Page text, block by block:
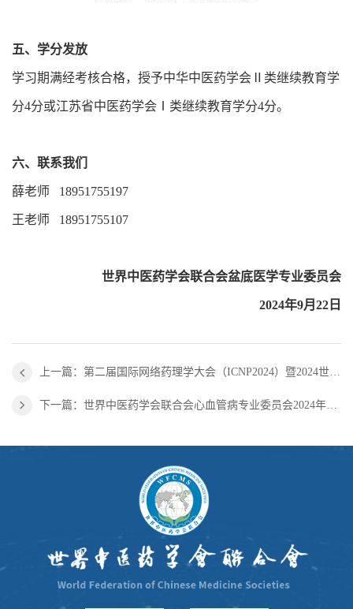
五、学分发放
学习期满经考核合格，授予中华中医药学会Ⅱ类继续教育学
分4分或江苏省中医药学会Ⅰ类继续教育学分4分。
六、联系我们
薛老师 18951755197
王老师 18951755107
世界中医药学会联合会盆底医学专业委员会
2024年9月22日